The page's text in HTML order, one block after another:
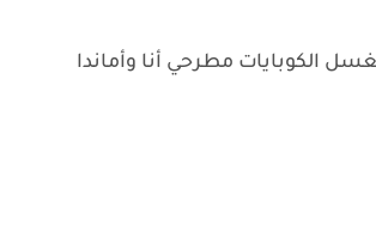
الكوبايات مطرحي أنا وأماندا